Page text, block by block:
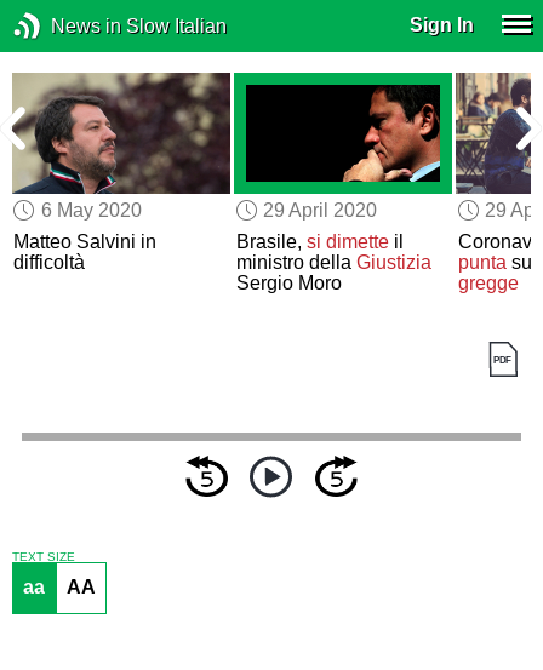
News in Slow Italian Sign In
6 May 2020
Matteo Salvini in
difficoltà
29 April 2020
Brasile, si dimetteil
ministro della Giustizia
Sergio Moro
29
punta
gregge
TEXT SIZE
aa AA